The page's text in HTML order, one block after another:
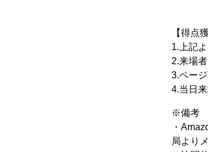
【得点
1.上記
2.来場
3.ペー
4.当日
※備考
・
局より